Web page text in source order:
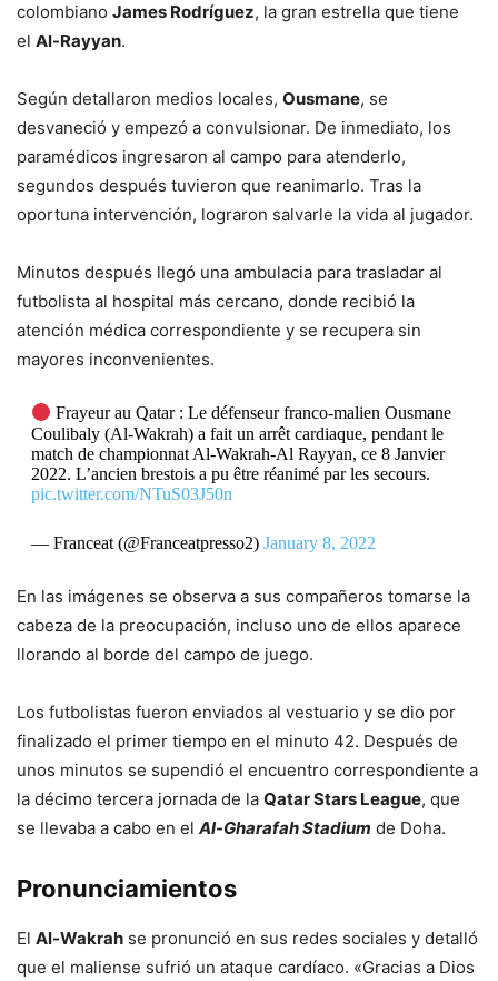
colombiano James Rodríguez, la gran estrella que tiene
el Al-Rayyan.
Según detallaron medios locales, Ousmane, se
desvaneció y empezó a convulsionar. De inmediato, los
paramédicos ingresaron al campo para atenderlo,
segundos después tuvieron que reanimarlo. Tras la
oportuna intervención, lograron salvarle la vida al jugador.
Minutos después llegó una ambulacia para trasladar al
futbolista al hospital más cercano, donde recibió la
atención médica correspondiente y se recupera sin
mayores inconvenientes.
Frayeur au Qatar : Le défenseur franco-malien Ousmane
Coulibaly (Al-Wakrah) a fait un arrêt cardiaque, pendant le
match de championnat Al-Wakrah-Al Rayyan, ce 8 Janvier
2022. L’ancien brestois a pu être réanimé par les secours.
pic.twitter.com/NTuS03J50n
— Franceat (@Franceatpresso2) January 8, 2022
En las imágenes se observa a sus compañeros tomarse la
cabeza de la preocupación, incluso uno de ellos aparece
llorando al borde del campo de juego.
Los futbolistas fueron enviados al vestuario y se dio por
finalizado el primer tiempo en el minuto 42. Después de
unos minutos se supendió el encuentro correspondiente a
la décimo tercera jornada de la Qatar Stars League, que
se llevaba a cabo en el Al-Gharafah Stadium de Doha.
Pronunciamientos
El Al-Wakrah se pronunció en sus redes sociales y detalló
que el maliense sufrió un ataque cardíaco. «Gracias a Dios